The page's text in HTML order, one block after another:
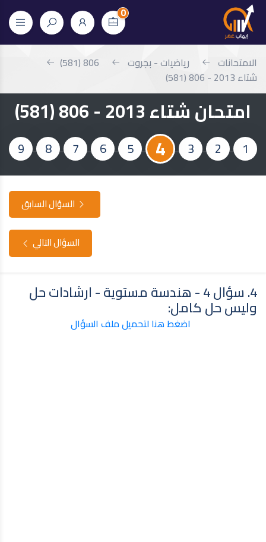
0
الامتحانات رياضيات - بجروت
806 (581)
شتاء 2013 - 806 (581)
امتحان شتاء 2013 - 806 (581)
1
2
3
4
5
6
7
8
9
السؤال السابق
السؤال التالي
4. سؤال 4 - هندسة مستوية - ارشادات حل
وليس حل كامل:
اضغط هنا لتحميل ملف السؤال